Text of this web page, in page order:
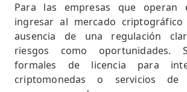
Para las empresas que operan
ingresar al mercado criptográfico
ausencia de una regulación
riesgos como oportunidades.
formales de licencia para
criptomonedas o servicios de